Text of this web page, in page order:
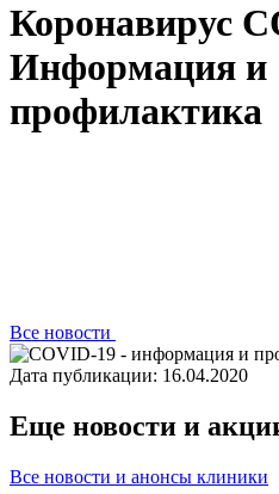
Коронавирус
Информация и
профилактика
Все новости
Дата публикации: 16.04.2020
Еще новости и
Все новости и анонсы клиники